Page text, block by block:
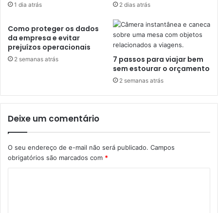
1 dia atrás 2 dias atrás
Como proteger os dados
da empresa e evitar
prejuízos operacionais
2 semanas atrás
7 passos para viajar bem
sem estourar o orçamento
2 semanas atrás
Deixe um comentário
O seu endereço de e-mail não será publicado. Campos
obrigatórios são marcados com *